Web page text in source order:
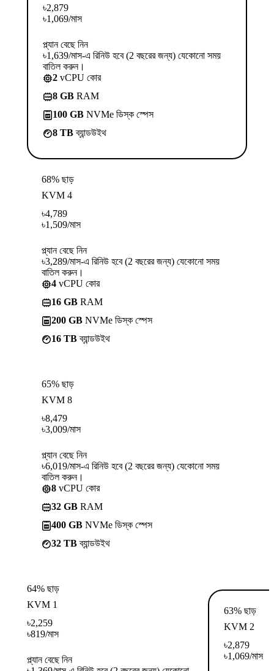
৳2,879
৳1,069/মাস
প্ল্যান বেছে নিন
৳1,639/মাস-এ রিনিউ হবে (2 বছরের জন্য) যেকোনো সময়
বাতিল করুন।
2 vCPU কোর
8 GB RAM
100 GB NVMe ডিস্ক স্পেস
8 TBব্যান্ডউইথ
68% ছাড়
KVM 4
৳4,789
৳1,509/মাস
প্ল্যান বেছে নিন
৳3,289/মাস-এ রিনিউ হবে (2 বছরের জন্য) যেকোনো সময়
বাতিল করুন।
4 vCPU কোর
16 GB RAM
200 GB NVMe ডিস্ক স্পেস
16 TBব্যান্ডউইথ
65% ছাড়
KVM 8
৳8,479
৳3,009/মাস
প্ল্যান বেছে নিন
৳6,019/মাস-এ রিনিউ হবে (2 বছরের জন্য) যেকোনো সময়
বাতিল করুন।
8 vCPU কোর
32 GB RAM
400 GB NVMe ডিস্ক স্পেস
32 TBব্যান্ডউইথ
64% ছাড়
KVM 1
৳2,259
৳819/মাস
প্ল্যান বেছে নিন
63% ছাড়
KVM 2
৳2,879
৳1,069/মাস